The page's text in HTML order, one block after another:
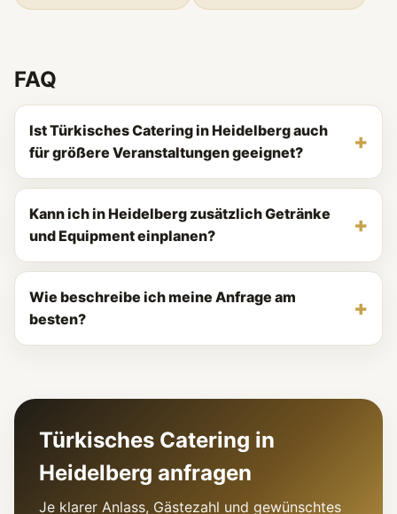
FAQ
Ist Türkisches Catering in Heidelberg auch
für größere Veranstaltungen geeignet?
Kann ich in Heidelberg zusätzlich Getränke
und Equipment einplanen?
Wie beschreibe ich meine Anfrage am
besten?
Türkisches Catering in
Heidelberg anfragen
Je klarer Anlass, Gästezahl und gewünschtes